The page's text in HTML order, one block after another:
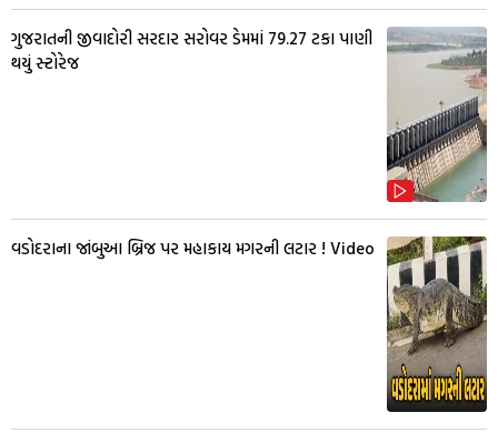
ગુજરાતની જીવાદોરી સરદાર સરોવર ડેમમાં 79.27 ટકા પાણી
થયું સ્ટોરેજ
વડોદરાના જાંબુઆ બ્રિજ પર મહાકાય મગરની લટાર ! Video